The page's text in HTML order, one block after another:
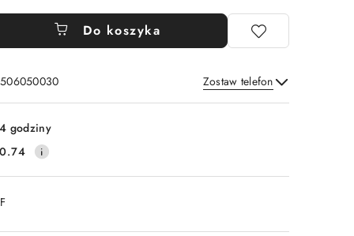
Do koszyka
Zostaw telefon
Wyślij
godziny